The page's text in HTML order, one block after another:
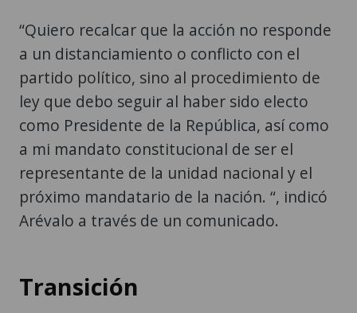
“Quiero recalcar que la acción no responde
a un distanciamiento o conflicto con el
partido político, sino al procedimiento de
ley que debo seguir al haber sido electo
como Presidente de la República, así como
a mi mandato constitucional de ser el
representante de la unidad nacional y el
próximo mandatario de la nación. “, indicó
Arévalo a través de un comunicado.
Transición